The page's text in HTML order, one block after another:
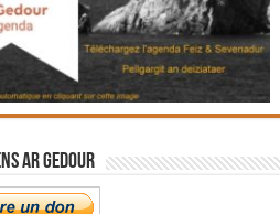
Ar Gedour